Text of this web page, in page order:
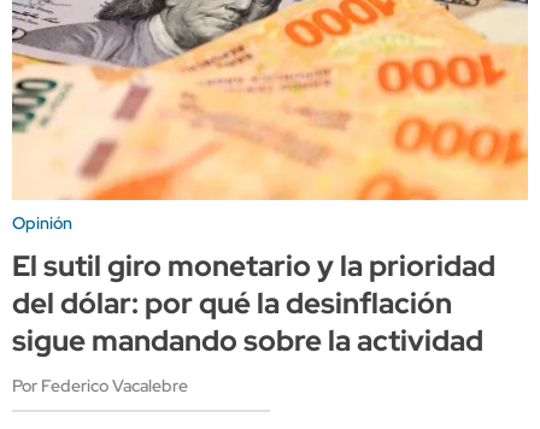
Opinión
El sutil giro monetario y la prioridad
del dólar: por qué la desinflación
sigue mandando sobre la actividad
Por Federico Vacalebre